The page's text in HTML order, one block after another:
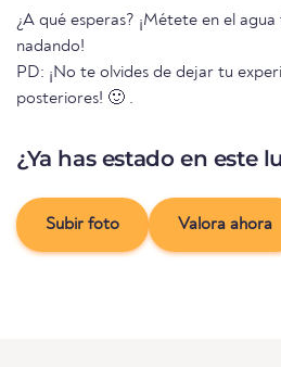
¿A qué esperas? ¡Métete en el
nadando!
PD: ¡No te olvides de dejar tu
posteriores! 🙂 .
¿Ya has estado en este
Subir foto Valora ahora